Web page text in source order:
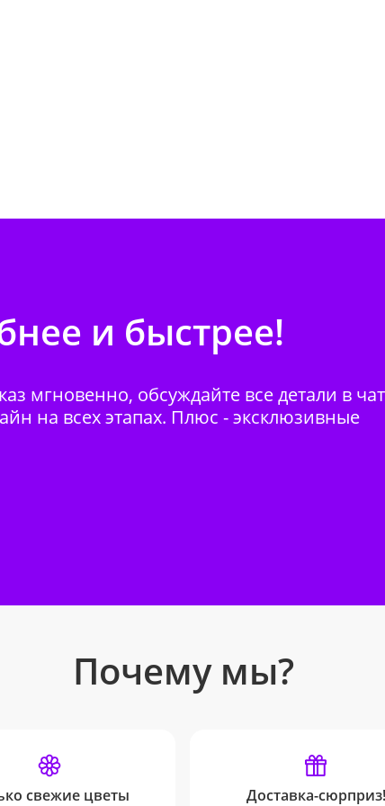
и быстрее!
мгновенно, обсуждайте все детали в
на всех этапах. Плюс - эксклюзивные
Почему мы?
свежие цветы Доставка-сюрприз!